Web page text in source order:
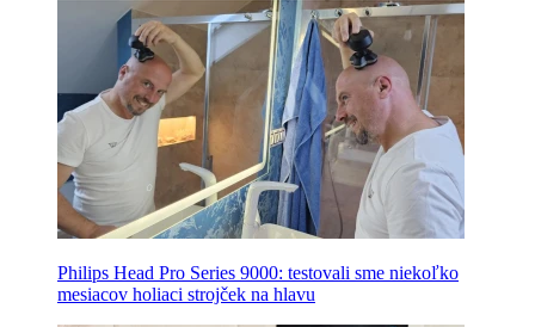
Philips Head Pro Series 9000: testovali sme niekoľko
mesiacov holiaci strojček na hlavu